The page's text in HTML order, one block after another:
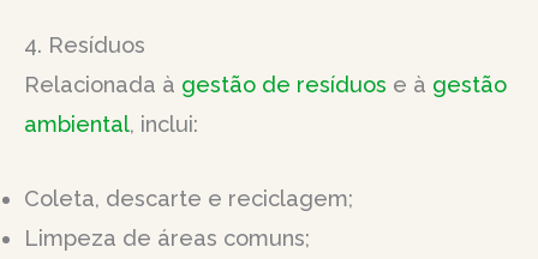
4. Resíduos
Relacionada à gestão de resíduos e à gestão
ambiental, inclui:
Coleta, descarte e reciclagem;
Limpeza de áreas comuns;